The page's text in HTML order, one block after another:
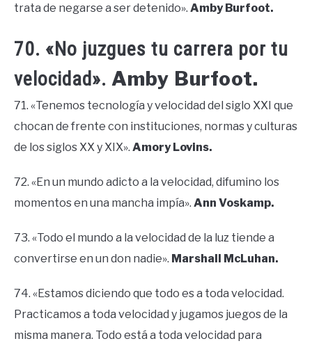
trata de negarse a ser detenido». Amby Burfoot.
70. «No juzgues tu carrera por tu
velocidad». Amby Burfoot.
71. «Tenemos tecnología y velocidad del siglo XXI que
chocan de frente con instituciones, normas y culturas
de los siglos XX y XIX». Amory Lovins.
72. «En un mundo adicto a la velocidad, difumino los
momentos en una mancha impía». Ann Voskamp.
73. «Todo el mundo a la velocidad de la luz tiende a
convertirse en un don nadie». Marshall McLuhan.
74. «Estamos diciendo que todo es a toda velocidad.
Practicamos a toda velocidad y jugamos juegos de la
misma manera. Todo está a toda velocidad para